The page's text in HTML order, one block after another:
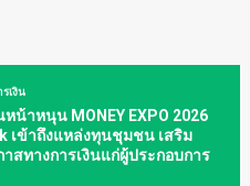
เงิน
หน้าหนุน MONEY EXPO 2026
เข้าถึงแหล่งทุนชุมชน เสริม
าสทางการเงินแก่ผู้ประกอบการ